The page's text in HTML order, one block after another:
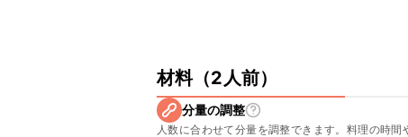
材料（2人前）
分量の調整
人数に合わせて分量を調整できます。料理の時